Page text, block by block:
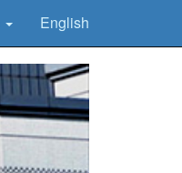
English